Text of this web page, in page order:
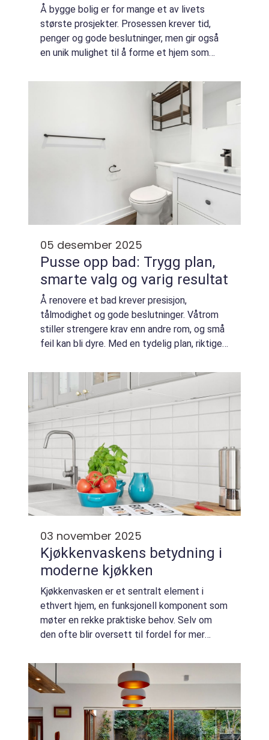
Å bygge bolig er for mange et av livets
største prosjekter. Prosessen krever tid,
penger og gode beslutninger, men gir også
en unik mulighet til å forme et hjem som
økonomi og fagfolk spiller på lag, bli...
05 desember 2025
Pusse opp bad: Trygg plan,
smarte valg og varig resultat
Å renovere et bad krever presisjon,
tålmodighet og gode beslutninger. Våtrom
stiller strengere krav enn andre rom, og små
feil kan bli dyre. Med en tydelig plan, riktige
nytt bad...
03 november 2025
Kjøkkenvaskens betydning i
moderne kjøkken
Kjøkkenvasken er et sentralt element i
ethvert hjem, en funksjonell komponent som
møter en rekke praktiske behov. Selv om
den ofte blir oversett til fordel for mer
kjøkk...